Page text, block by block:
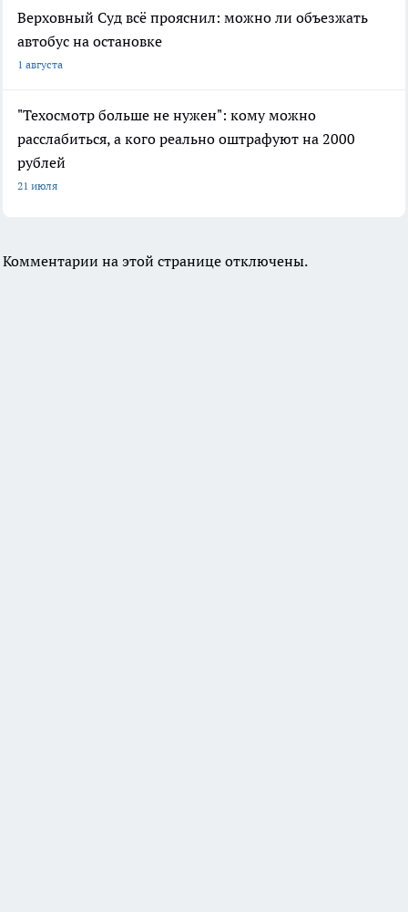
Верховный Суд всё прояснил: можно ли объезжать
автобус на остановке
1 августа
"Техосмотр больше не нужен": кому можно
расслабиться, а кого реально оштрафуют на 2000
рублей
21 июля
Комментарии на этой странице отключены.